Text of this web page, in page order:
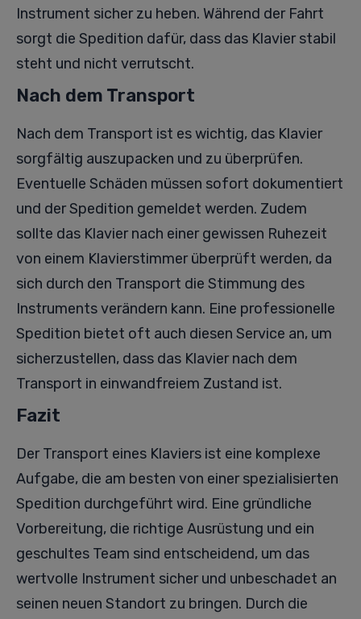
Instrument sicher zu heben. Während der Fahrt
sorgt die Spedition dafür, dass das Klavier stabil
steht und nicht verrutscht.
Nach dem Transport
Nach dem Transport ist es wichtig, das Klavier
sorgfältig auszupacken und zu überprüfen.
Eventuelle Schäden müssen sofort dokumentiert
und der Spedition gemeldet werden. Zudem
sollte das Klavier nach einer gewissen Ruhezeit
von einem Klavierstimmer überprüft werden, da
sich durch den Transport die Stimmung des
Instruments verändern kann. Eine professionelle
Spedition bietet oft auch diesen Service an, um
sicherzustellen, dass das Klavier nach dem
Transport in einwandfreiem Zustand ist.
Fazit
Der Transport eines Klaviers ist eine komplexe
Aufgabe, die am besten von einer spezialisierten
Spedition durchgeführt wird. Eine gründliche
Vorbereitung, die richtige Ausrüstung und ein
geschultes Team sind entscheidend, um das
wertvolle Instrument sicher und unbeschadet an
seinen neuen Standort zu bringen. Durch die